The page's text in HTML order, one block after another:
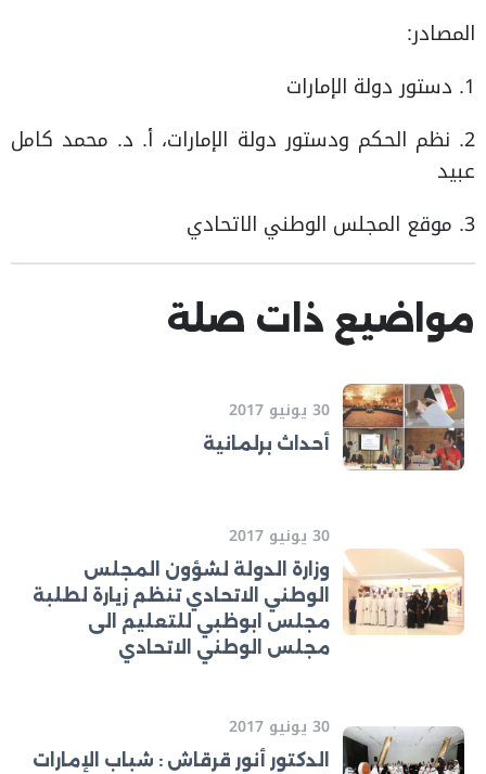
المصادر:
1. دستور دولة الإمارات
2. نظم الحكم ودستور دولة الإمارات، أ. د. محمد كامل
عبيد
3. موقع المجلس الوطني الاتحادي
مواضيع ذات صلة
30 يونيو 2017
أحداث برلمانية
30 يونيو 2017
وزارة الدولة لشؤون المجلس
الوطني الاتحادي تنظم زيارة لطلبة
مجلس ابوظبي للتعليم الى
مجلس الوطني الاتحادي
30 يونيو 2017
الدكتور أنور قرقاش : شباب الإمارات